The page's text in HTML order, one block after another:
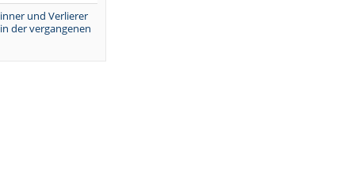
und Verlierer
der vergangenen